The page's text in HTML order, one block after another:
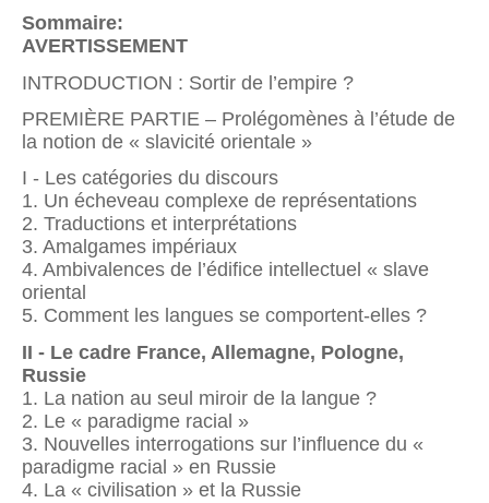
Sommaire:
AVERTISSEMENT
INTRODUCTION : Sortir de l’empire ?
PREMIÈRE PARTIE – Prolégomènes à l’étude de
la notion de « slavicité orientale »
I - Les catégories du discours
1. Un écheveau complexe de représentations
2. Traductions et interprétations
3. Amalgames impériaux
4. Ambivalences de l’édifice intellectuel « slave
oriental
5. Comment les langues se comportent-elles ?
II - Le cadre France, Allemagne, Pologne,
Russie
1. La nation au seul miroir de la langue ?
2. Le « paradigme racial »
3. Nouvelles interrogations sur l’influence du «
paradigme racial » en Russie
4. La « civilisation » et la Russie